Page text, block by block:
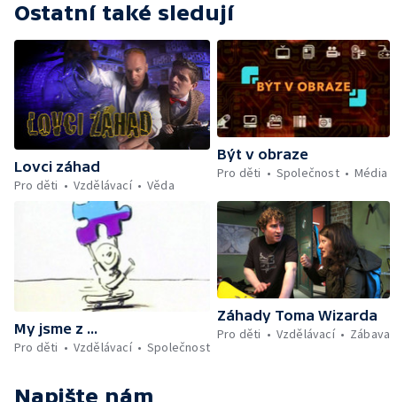
Ostatní také sledují
Lovci záhad
Pro děti
Vzdělávací Věda
Být v obraze
Pro děti
Společnost Média
My jsme z ...
Pro děti
Vzdělávací Společnost
Záhady Toma Wizarda
Pro děti
Vzdělávací Zábava
Napište nám